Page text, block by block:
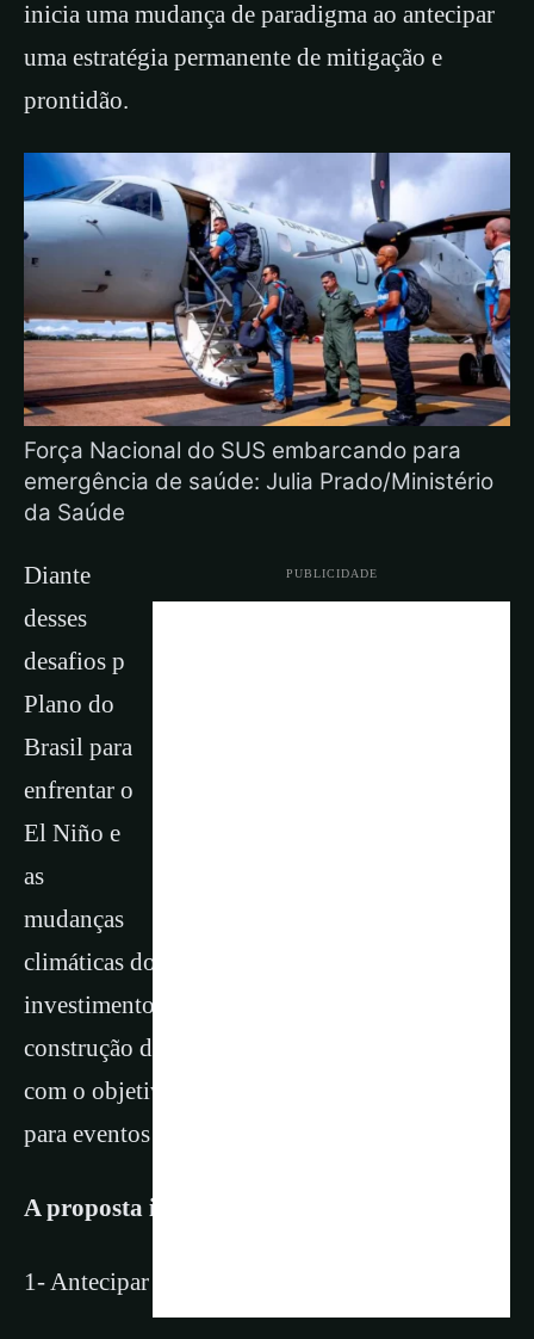
inicia uma mudança de paradigma ao antecipar
uma estratégia permanente de mitigação e
prontidão.
Força Nacional do SUS embarcando para
emergência de saúde: Julia Prado/Ministério
da Saúde
PUBLICIDADE
Diante
desses
desafios p
Plano do
Brasil para
enfrentar o
El Niño e
as
mudanças
climáticas do Ministério da Saúde prevê
investimento de R$ 9,8 bilhões, com a
construção de oito centros regionais até 2035,
com o objetivo de preparar o SUS e a sociedade
para eventos extremos no campo da saúde.
A proposta inclui:
1- Antecipar riscos climáticos e emitir alertas;